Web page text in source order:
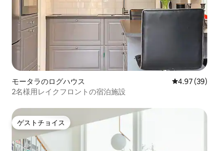
モータラのログハウス レビュー39
4.97 (39)
2名様用レイクフロントの宿泊施設
ゲストチョイス
ゲストチョイス